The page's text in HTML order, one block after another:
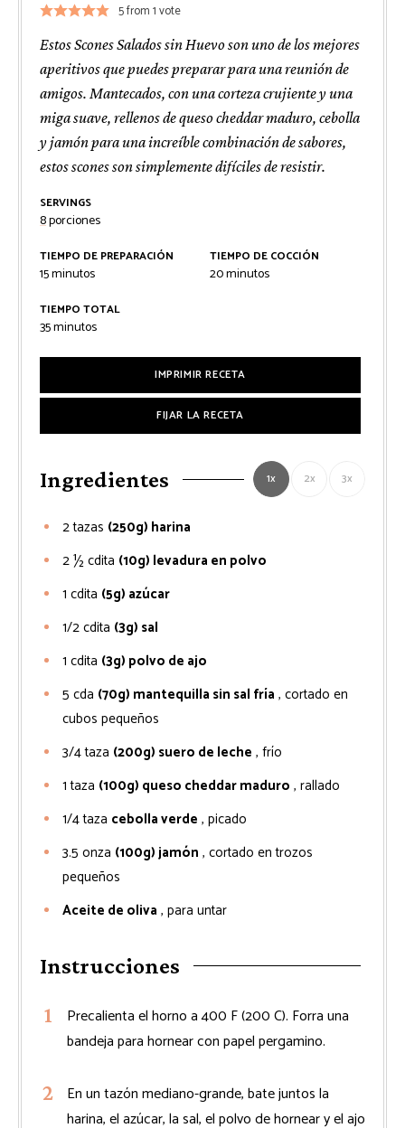
5from 1 vote
Estos Scones Salados sin Huevo son uno de los mejores
aperitivos que puedes preparar para una reunión de
amigos. Mantecados, con una corteza crujiente y una
miga suave, rellenos de queso cheddar maduro, cebolla
y jamón para una increíble combinación de sabores,
estos scones son simplemente difíciles de resistir.
SERVINGS
8porciones
TIEMPO DE PREPARACIÓN
15minutos
minutos
TIEMPO DE COCCIÓN
20minutos
minutos
TIEMPO TOTAL
35minutos
minutos
IMPRIMIR RECETA
FIJAR LA RECETA
Ingredientes 1x 2x 3x
2tazas (250g) harina
2 ½cdita (10g) levadura en polvo
1 cdita (5g) azúcar
1/2cdita (3g) sal
1 cdita (3g) polvo de ajo
5 cda (70g) mantequilla sin sal fría , cortado en
cubos pequeños
3/4taza (200g) suero de leche , frío
1 taza (100g) queso cheddar maduro , rallado
1/4taza cebolla verde , picado
3.5 onza (100g) jamón , cortado en trozos
pequeños
Aceite de oliva , para untar
Instrucciones
Precalienta el horno a 400 F (200 C). Forra una
bandeja para hornear con papel pergamino.
En un tazón mediano-grande, bate juntos la
harina, el azúcar, la sal, el polvo de hornear y el ajo